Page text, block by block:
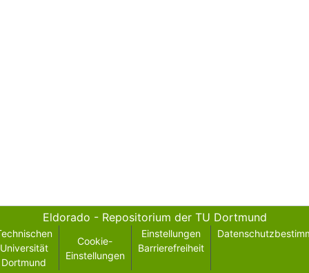
Eldorado - Repositorium der TU Dortmund
Universität
Dortmund
Cookie-
Einstellungen
Einstellungen
Barrierefreiheit